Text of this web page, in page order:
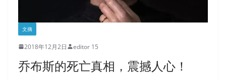
文摘
2018年12月2日 editor 15
乔布斯的死亡真相，震撼人心！